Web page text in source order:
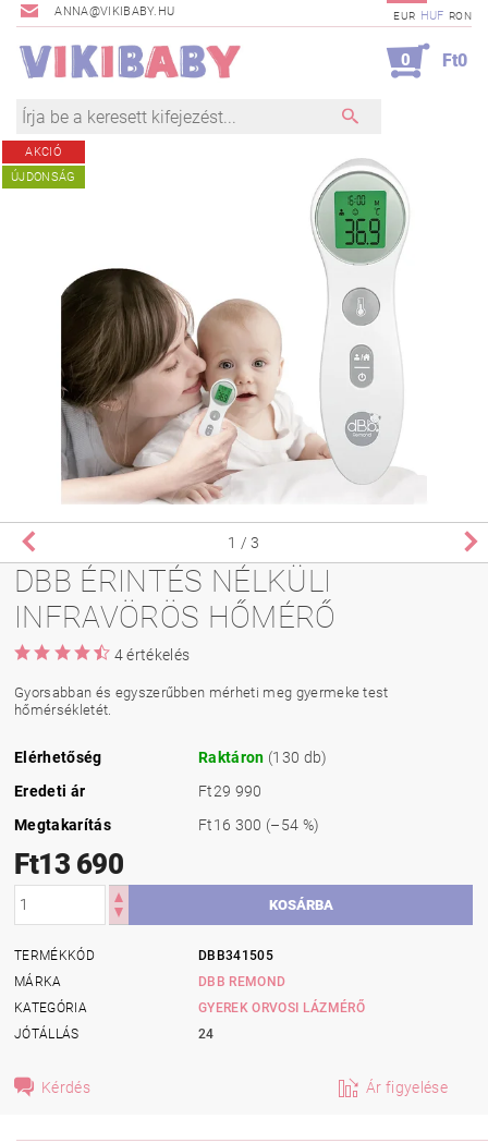
ANNA@VIKIBABY.HU EUR HUF RON
0 Ft0
AKCIÓ
ÚJDONSÁG
1 / 3
DBB ÉRINTÉS NÉLKÜLI
INFRAVÖRÖS HŐMÉRŐ
4 értékelés
Gyorsabban és egyszerűbben mérheti meg gyermeke test
hőmérsékletét.
Elérhetőség Raktáron (130 db)
Eredeti ár
Ft29 990
Megtakarítás
Ft16 300 (–54 %)
Ft13 690
TERMÉKKÓD
DBB341505
MÁRKA
DBB REMOND
KATEGÓRIA
GYEREK ORVOSI LÁZMÉRŐ
JÓTÁLLÁS
24
Kérdés Ár figyelése